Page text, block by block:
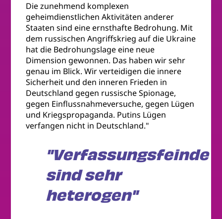
Die zunehmend komplexen
geheimdienstlichen Aktivitäten anderer
Staaten sind eine ernsthafte Bedrohung. Mit
dem russischen Angriffskrieg auf die Ukraine
hat die Bedrohungslage eine neue
Dimension gewonnen. Das haben wir sehr
genau im Blick. Wir verteidigen die innere
Sicherheit und den inneren Frieden in
Deutschland gegen russische Spionage,
gegen Einflussnahmeversuche, gegen Lügen
und Kriegspropaganda. Putins Lügen
verfangen nicht in Deutschland."
"Verfassungsfeinde
sind sehr
heterogen"